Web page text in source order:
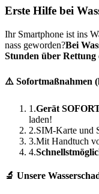
Erste Hilfe bei
Ihr Smartphone ist ins
nass geworden?Bei
Stunden über Rettung
⚠️ Sofortmaßnahmen
1.Gerät
laden!
2.SIM-Karte und
3.Mit Handtuch
4.
🔬 Unsere